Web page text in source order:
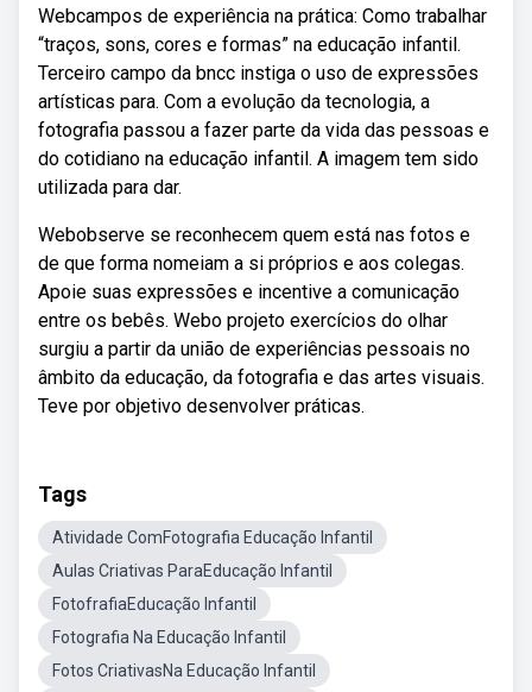
Webcampos de experiência na prática: Como trabalhar
“traços, sons, cores e formas” na educação infantil.
Terceiro campo da bncc instiga o uso de expressões
artísticas para. Com a evolução da tecnologia, a
fotografia passou a fazer parte da vida das pessoas e
do cotidiano na educação infantil. A imagem tem sido
utilizada para dar.
Webobserve se reconhecem quem está nas fotos e
de que forma nomeiam a si próprios e aos colegas.
Apoie suas expressões e incentive a comunicação
entre os bebês. Webo projeto exercícios do olhar
surgiu a partir da união de experiências pessoais no
âmbito da educação, da fotografia e das artes visuais.
Teve por objetivo desenvolver práticas.
Tags
Atividade ComFotografia Educação Infantil
Aulas Criativas ParaEducação Infantil
FotofrafiaEducação Infantil
Fotografia Na Educação Infantil
Fotos CriativasNa Educação Infantil